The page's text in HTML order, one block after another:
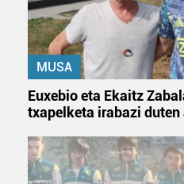
MUSA
Euxebio eta Ekaitz
txapelketa irabazi